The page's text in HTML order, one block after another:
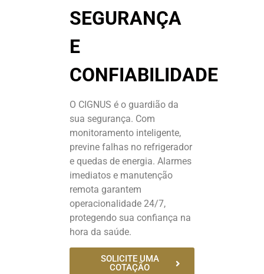
SEGURANÇA
E
CONFIABILIDADE
O CIGNUS é o guardião da
sua segurança. Com
monitoramento inteligente,
previne falhas no refrigerador
e quedas de energia. Alarmes
imediatos e manutenção
remota garantem
operacionalidade 24/7,
protegendo sua confiança na
hora da saúde.
SOLICITE UMA
COTAÇÃO